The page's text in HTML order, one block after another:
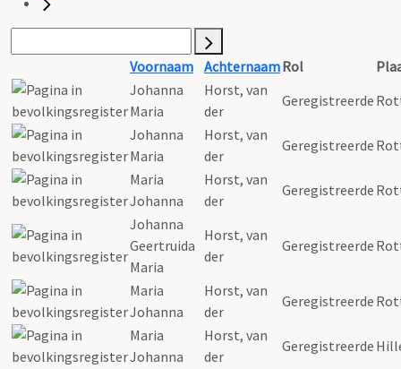
Voornaam AchternaamRol
Johanna
Maria
Horst, van
der
Geregistreerde
Johanna
Maria
Horst, van
der
Geregistreerde
Maria
Johanna
Horst, van
der
Geregistreerde
Johanna
Geertruida
Maria
Horst, van
der
Geregistreerde
Maria
Johanna
Horst, van
der
Geregistreerde
Maria
Johanna
Horst, van
der
Geregistreerde